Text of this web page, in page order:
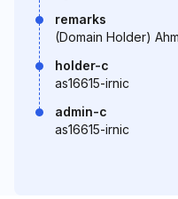
remarks
(Domain Holder)
holder-c
as16615-irnic
admin-c
as16615-irnic